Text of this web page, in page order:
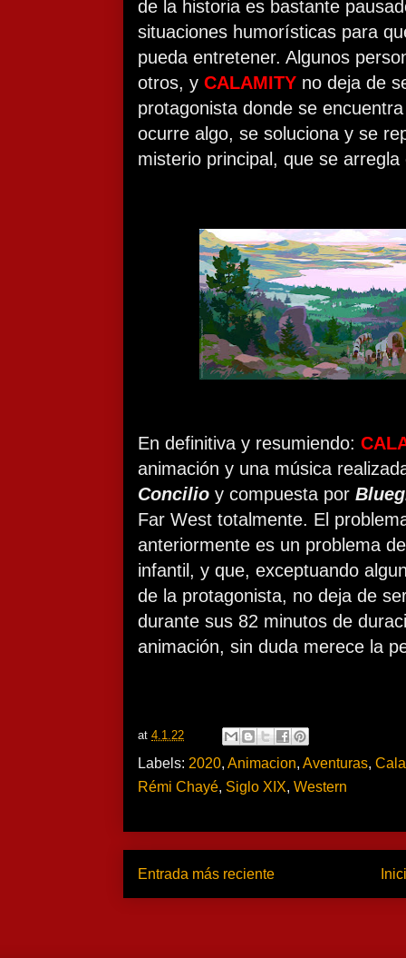
de la historia es bastante
situaciones humorísticas para
pueda entretener. Algunos
otros, y CALAMITY no deja de
protagonista donde se
ocurre algo, se soluciona y se
misterio principal, que se
En definitiva y resumiendo:
animación y una música
Concilio y compuesta por
Far West totalmente. El
anteriormente es un problema
infantil, y que, exceptuando
de la protagonista, no deja de
durante sus 82 minutos de
animación, sin duda merece la
at 4.1.22
Labels: 2020, Animacion, Aventuras,
Rémi Chayé, Siglo XIX, Western
Entrada más reciente